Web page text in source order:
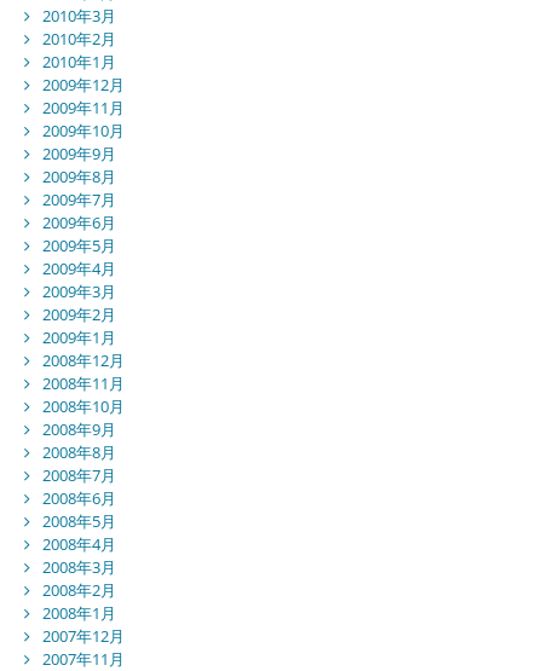
2010年3月
2010年2月
2010年1月
2009年12月
2009年11月
2009年10月
2009年9月
2009年8月
2009年7月
2009年6月
2009年5月
2009年4月
2009年3月
2009年2月
2009年1月
2008年12月
2008年11月
2008年10月
2008年9月
2008年8月
2008年7月
2008年6月
2008年5月
2008年4月
2008年3月
2008年2月
2008年1月
2007年12月
2007年11月